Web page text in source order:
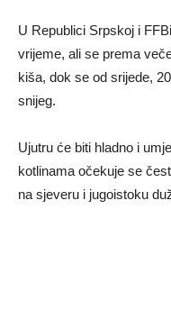
U Republici Srpskoj i
vrijeme, ali se prema
kiša, dok se od srijede,
snijeg.
Ujutru će biti hladno i
kotlinama očekuje se
na sjeveru i jugoistoku